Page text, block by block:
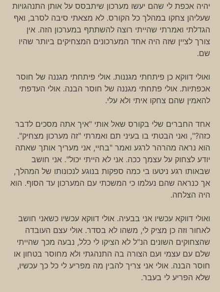
יהיה אכפת לי שהם יעשו מערכון שיתבסס על אותן התנהגויות
שעליהן צחקו במהלך כל הקורס. לא מצאתי סיבה לסרב, ואף
הגדלתי ואמרתי שהייתי רוצה להשתתף במערכון הזה. אין
צורך לציין שזה היה אחד המערכונים המצחיקים ביותר שהיו
שם.
ואולי דווקא כן פיתחתי מגננות. אולי פיתחתי מגננה של חוסר
אכפתיות. אולי פתחתי מגננה של חוסר הבנה. אולי העדפתי
להאמין שהם צחקו איתי ולא עלי.
אחד החברים שלי בקורס שאל אותי "איך אתה מסכים לדבר
כזה?", ואני הבטתי בו בעיני תם ואמרתי "זה מערכון מצחיק".
הוא נראה מהרהר לרגע ואמר "בחיי, אני מעריך אותך שאתה
יודע לצחוק על עצמך ככה. אני לא הייתי יכול". אני חושב
שבאותו רגע ניטעו בי כמה ספקות בנוגע לנכונותו של המהלך,
אך כנראה שהם נעלמו כי המשכתי עם המערכון עד הסוף. הוא
היה הצלחה.
ואולי דווקא עכשיו אני בבעיה. אולי דווקא עכשיו כשאני חושב
לאחור וזה כן מציק לי, משהו לא בסדר. אולי עצם העובדה
שהצחוקים השונים הנ"ל לא הציקו לי כלל, נבעה מכך שהייתי
שלם עם עצמי ועם הצורה בה התנהגתי ולא מחוסר בטחון או
חוסר הבנה. אולי אני צריך להבין מה מפריע לי כל כך עכשיו,
שלא הפריע לי בעבר.